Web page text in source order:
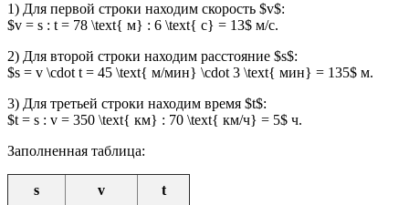
1) Для первой строки находим скорость $v$:
$v = s : t = 78 \text{ м} : 6 \text{ с} = 13$ м/с.
2) Для второй строки находим расстояние $s$:
$s = v \cdot t = 45 \text{ м/мин} \cdot 3 \text{ мин} = 135$ м.
3) Для третьей строки находим время $t$:
$t = s : v = 350 \text{ км} : 70 \text{ км/ч} = 5$ ч.
Заполненная таблица:
s v t